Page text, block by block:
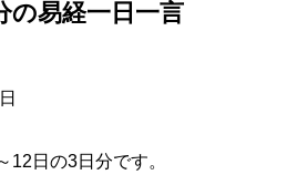
の易経一日一言
12日の3日分です。